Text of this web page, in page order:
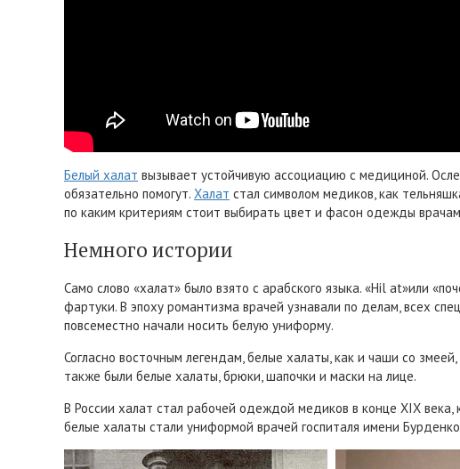
Белый халат вызывает устойчивую ассоциацию с медициной.
обязательно помогут. Халат стал символом медиков, как
по каким критериям стоит выбирать цвет и фасон одежды
Немного истории
Само слово «халат» было взято с арабского языка. «Hil at»или
фартуки. В эпоху романтизма врачей узнавали по делам, всех
повсеместно начали носить белую униформу.
Согласно восточным легендам, белые халаты, как и чаши со
также были белые халаты, брюки, шапочки и маски на лице.
В России халат стал рабочей одеждой медиков в конце XIX
белые халаты стали униформой врачей госпиталя имени